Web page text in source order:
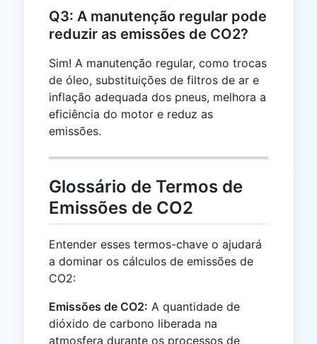
Q3: A manutenção regular pode
reduzir as emissões de CO2?
Sim! A manutenção regular, como trocas
de óleo, substituições de filtros de ar e
inflação adequada dos pneus, melhora a
eficiência do motor e reduz as
emissões.
Glossário de Termos de
Emissões de CO2
Entender esses termos-chave o ajudará
a dominar os cálculos de emissões de
CO2:
Emissões de CO2: A quantidade de
dióxido de carbono liberada na
atmosfera durante os processos de